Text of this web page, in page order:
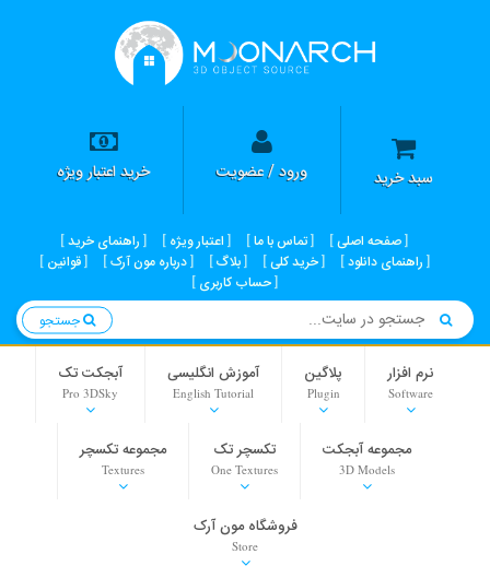
سبد خرید ورود / عضویت خرید اعتبار ویژه
صفحه اصلی تماس با ما اعتبار ویژه
راهنمای خرید
راهنمای دانلود
خرید کلی بلاگ درباره مون آرک
قوانین
حساب کاربری
نرم افزار
Software
پلاگین
Plugin
آموزش انگلیسی
English Tutorial
آبجکت تک
Pro 3DSky
مجموعه آبجکت
3D Models
تکسچر تک
One Textures
مجموعه تکسچر
Textures
فروشگاه مون آرک
Store